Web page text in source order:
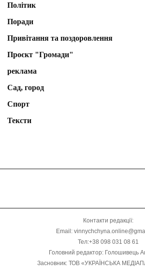
Політик
Поради
Привітання та поздоровлення
Проєкт "Громади"
реклама
Сад, город
Спорт
Тексти
Контакти редакції:
Email:
Тел:+38 098 031 08 61
Головний редактор: Голошивець
Засновник: ТОВ «УКРАЇНСЬКА